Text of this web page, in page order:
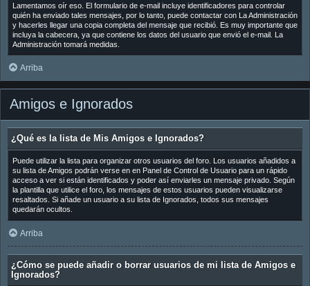
Lamentamos oír eso. El formulario de e-mail incluye identificadores para controlar
quién ha enviado tales mensajes, por lo tanto, puede contactar con La Administración
y hacerles llegar una copia completa del mensaje que recibió. Es muy importante que
incluya la cabecera, ya que contiene los datos del usuario que envió el e-mail. La
Administración tomará medidas.
Arriba
Amigos e Ignorados
¿Qué es la lista de Mis Amigos e Ignorados?
Puede utilizar la lista para organizar otros usuarios del foro. Los usuarios añadidos a
su lista de Amigos podrán verse en en Panel de Control de Usuario para un rápido
acceso a ver si están identificados y poder así enviarles un mensaje privado. Según
la plantilla que utilice el foro, los mensajes de estos usuarios pueden visualizarse
resaltados. Si añade un usuario a su lista de Ignorados, todos sus mensajes
quedarán ocultos.
Arriba
¿Cómo se puede añadir o borrar usuarios de mi lista de Amigos e
Ignorados?